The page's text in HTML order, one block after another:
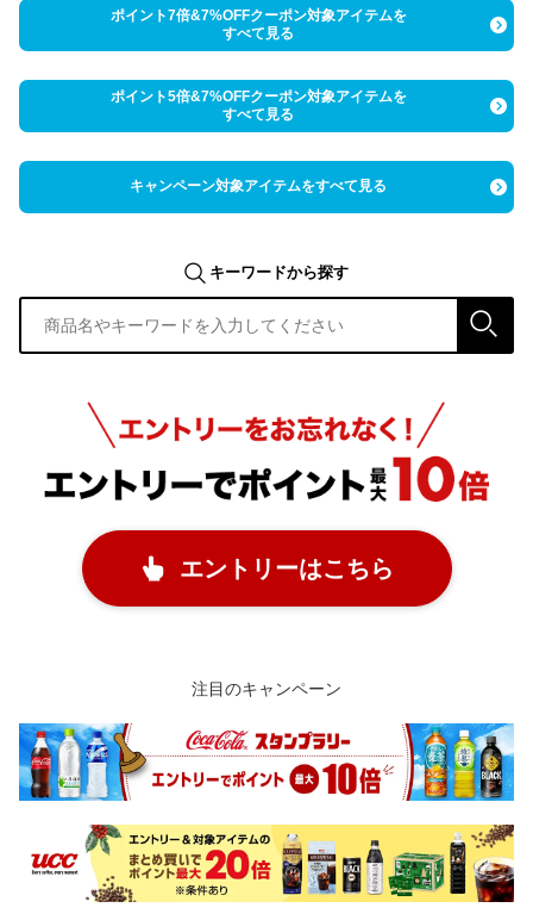
ポイント7倍&7%OFFクーポン対象アイテムを
すべて見る
ポイント5倍&7%OFFクーポン対象アイテムを
すべて見る
キャンペーン対象アイテムをすべて見る
キーワードから探す
エントリーはこちら
注目のキャンペーン